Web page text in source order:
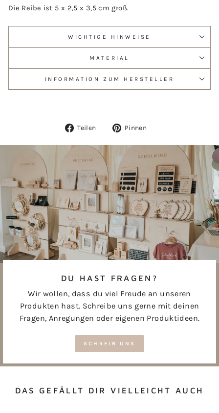
Die Reibe ist 5 x 2,5 x 3,5 cm groß.
WICHTIGE HINWEISE
MATERIAL
INFORMATION ZUM HERSTELLER
Teilen
Auf
Pinnen
DU HAST FRAGEN?
Wir wollen, dass du viel Freude an unseren
Produkten hast. Schreibe uns gerne mit deinen
Fragen, Anregungen oder eigenen Produktideen.
SCHREIB UNS
DAS GEFÄLLT DIR VIELLEICHT AUCH